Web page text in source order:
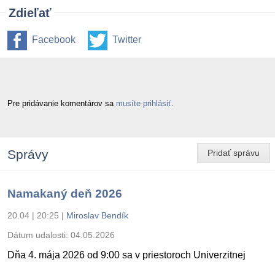
Zdieľať
Facebook Twitter
Pre pridávanie komentárov sa musíte prihlásiť
Pridať správu
Správy
Namakaný deň 2026
20.04 | 20:25 | Miroslav Bendík
Dátum udalosti: 04.05.2026
Dňa 4. mája 2026 od 9:00 sa v priestoroch Univerzitnej